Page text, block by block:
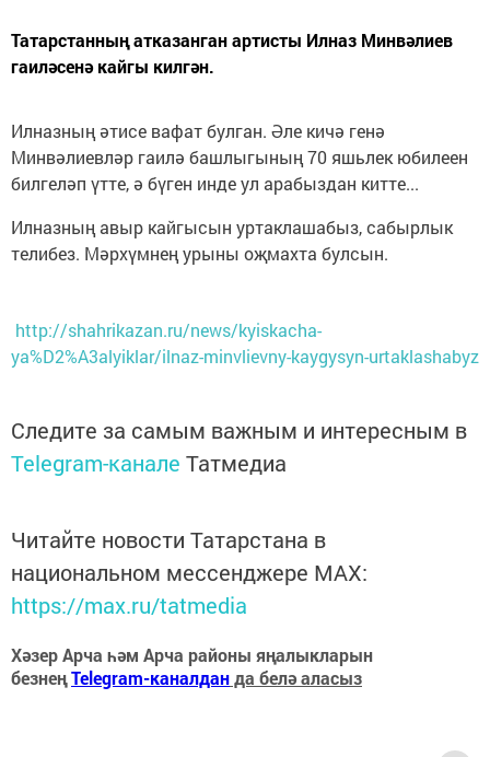
Татарстанның атказанган артисты Илназ Минвәлиев
гаиләсенә кайгы килгән.
Илназның әтисе вафат булган. Әле кичә генә
Минвәлиевләр гаилә башлыгының 70 яшьлек юбилеен
билгеләп үтте, ә бүген инде ул арабыздан китте...
Илназның авыр кайгысын уртаклашабыз, сабырлык
телибез. Мәрхүмнең урыны оҗмахта булсын.
http://shahrikazan.ru/news/kyiskacha-
ya%D2%A3alyiklar/ilnaz-minvlievny-kaygysyn-urtaklashabyz
Следите за самым важным и интересным в
Telegram-канале Татмедиа
Читайте новости Татарстана в
национальном мессенджере MАХ:
https://max.ru/tatmedia
Хәзер Арча һәм Арча районы яңалыкларын
безнеңTelegram-каналданда белә аласыз